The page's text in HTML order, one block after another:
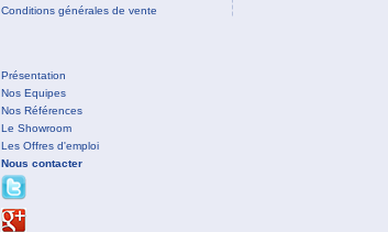
Conditions générales de vente
Présentation
Nos Equipes
Nos Références
Le Showroom
Les Offres d'emploi
Nous contacter